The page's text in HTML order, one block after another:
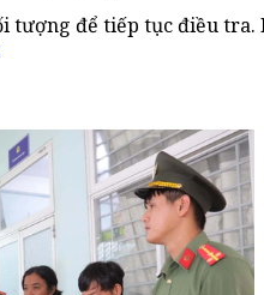
tượng để tiếp tục điều